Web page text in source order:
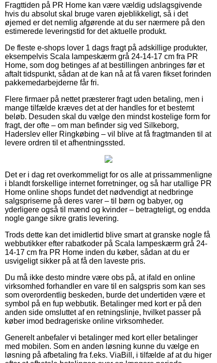
Fragttiden på PR Home kan være vældig udslagsgivende
hvis du absolut skal bruge varen øjeblikkeligt, så i det
øjemed er det nemlig afgørende at du ser nærmere på den
estimerede leveringstid for det aktuelle produkt.
De fleste e-shops lover 1 dags fragt på adskillige produkter,
eksempelvis Scala lampeskærm grå 24-14-17 cm fra PR
Home, som dog betinges af at bestillingen anbringes før et
aftalt tidspunkt, sådan at de kan nå at få varen fikset forinden
pakkemedarbejderne får fri.
Flere firmaer på nettet præsterer fragt uden betaling, men i
mange tilfælde kræves det at der handles for et bestemt
beløb. Desuden skal du vælge den mindst kostelige form for
fragt, der ofte – om man befinder sig ved Silkeborg,
Haderslev eller Ringkøbing – vil blive at få fragtmanden til at
levere ordren til et afhentningssted.
Det er i dag ret overkommeligt for os alle at prissammenligne
i blandt forskellige internet forretninger, og så har utallige PR
Home online shops fundet det nødvendigt at nedbringe
salgspriserne på deres varer – til børn og babyer, og
yderligere også til mænd og kvinder – betragteligt, og endda
nogle gange sikre gratis levering.
Trods dette kan det imidlertid blive smart at granske nogle få
webbutikker efter rabatkoder på Scala lampeskærm grå 24-
14-17 cm fra PR Home inden du køber, sådan at du er
usvigeligt sikker på at få den laveste pris.
Du må ikke desto mindre være obs på, at ifald en online
virksomhed forhandler en vare til en salgspris som kan ses
som overordentlig beskeden, burde det undertiden være et
symbol på en fup webbutik. Betalinger med kort er på den
anden side omsluttet af en retningslinje, hvilket passer på
køber imod bedrageriske online virksomheder.
Generelt anbefaler vi betalinger med kort eller betalinger
med mobilen. Som en anden løsning kunne du vælge en
løsning på afbetaling fra f.eks. ViaBill, i tilfælde af at du higer